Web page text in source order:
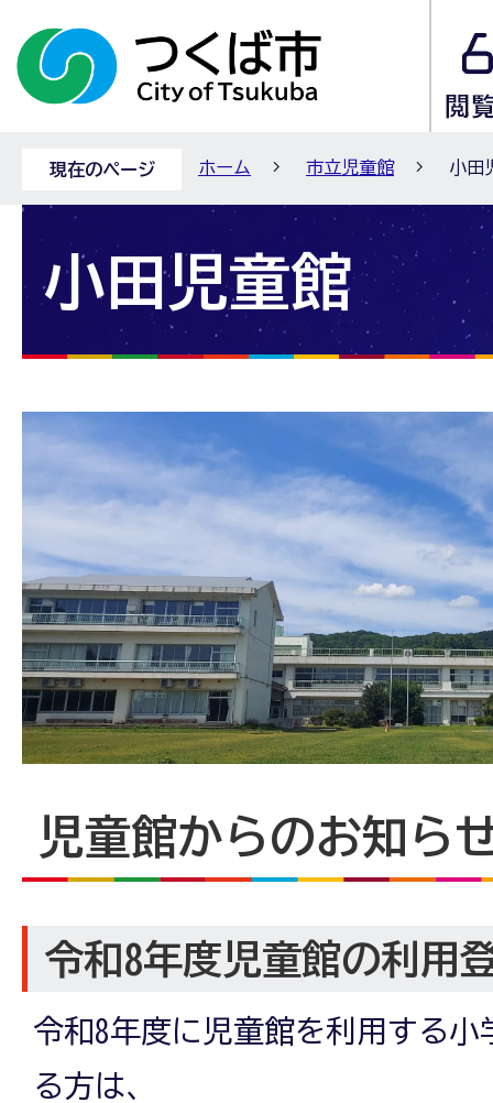
現在のページ ホーム 市立児童館 小田
小田児童館
児童館からのお知ら
令和8年度児童館の利用
令和8年度に児童館を利用する
る方は、